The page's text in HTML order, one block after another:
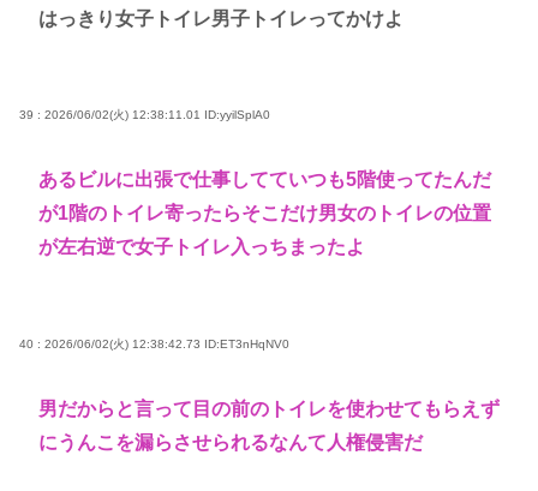
はっきり女子トイレ男子トイレってかけよ
39 : 2026/06/02(火) 12:38:11.01 ID:yyilSplA0
あるビルに出張で仕事してていつも5階使ってたんだ
が1階のトイレ寄ったらそこだけ男女のトイレの位置
が左右逆で女子トイレ入っちまったよ
40 : 2026/06/02(火) 12:38:42.73 ID:ET3nHqNV0
男だからと言って目の前のトイレを使わせてもらえず
にうんこを漏らさせられるなんて人権侵害だ